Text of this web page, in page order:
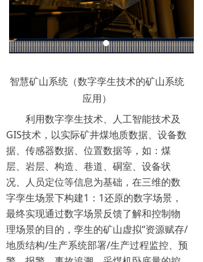
关于我们
智慧矿山系统（数字孪生技术的矿山系统
应用）
利用数字孪生技术、人工智能技术及
GIS技术，以实际矿井煤地质数据、设备数
据、传感器数据、位置数据等，如：煤
层、岩层、构造、巷道、硐室、设备状
况、人员定位等信息为基础，在三维的数
字孪生场景下构建1：1还原的数字场景，
最终实现通过数字场景反馈了解和控制物
理场景的目的，孪生的矿山虚拟“资源赋存/
地质结构/生产系统部署/生产过程监控、预